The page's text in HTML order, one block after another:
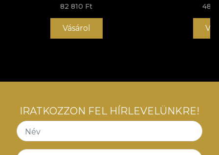
folyamatot, amely megfelel a legmagasabb
minőségi szabványoknak.
82 810 Ft
Vásárol
48
IRATKOZZON FEL HÍRLEVELÜNKRE!
Név